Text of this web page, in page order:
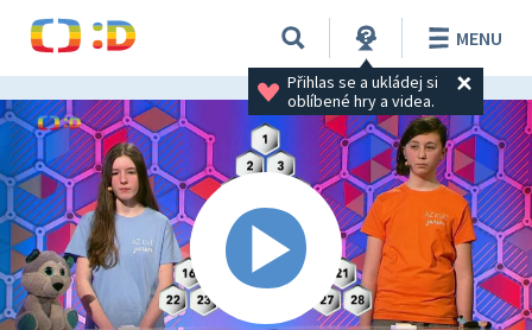
Přihlas se a ukládej si
oblíbené hry a videa.
MENU